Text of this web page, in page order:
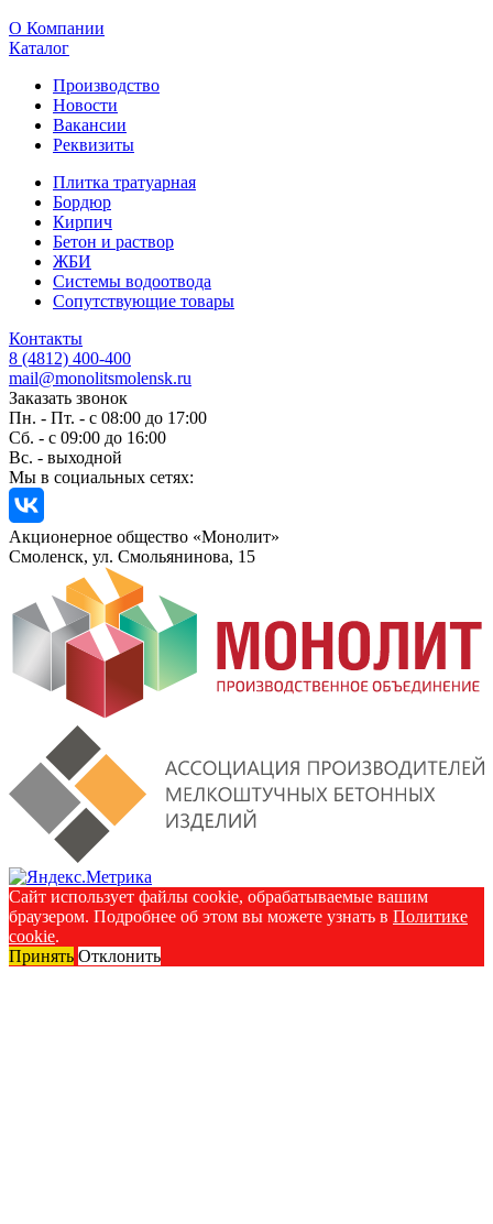
O Компании
Каталог
Производство
Новости
Вакансии
Реквизиты
Плитка тратуарная
Бордюр
Кирпич
Бетон и раствор
ЖБИ
Системы водоотвода
Сопутствующие товары
Контакты
8 (4812) 400-400
mail@monolitsmolensk.ru
Заказать звонок
Пн. - Пт. - с 08:00 до 17:00
Сб. - с 09:00 до 16:00
Вс. - выходной
Мы в социальных сетях:
Акционерное общество «Монолит»
Смоленск, ул. Смольянинова, 15
Сайт использует файлы cookie, обрабатываемые вашим
браузером. Подробнее об этом вы можете узнать в Политике
cookie.
Принять Отклонить